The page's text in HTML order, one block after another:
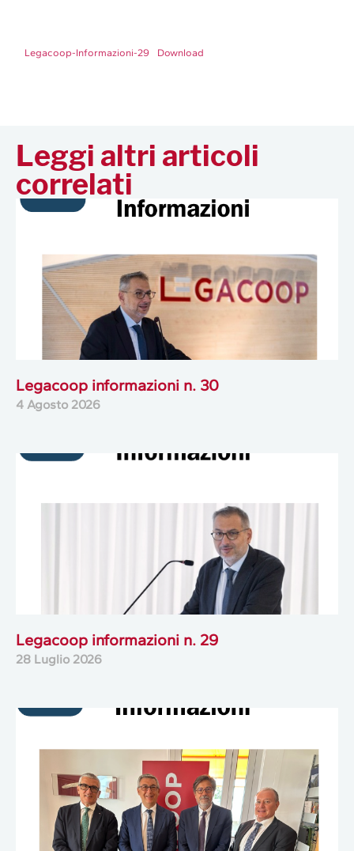
Legacoop-Informazioni-29 Download
Leggi altri articoli
correlati
Legacoop informazioni n. 30
4 Agosto 2026
Legacoop informazioni n. 29
28 Luglio 2026